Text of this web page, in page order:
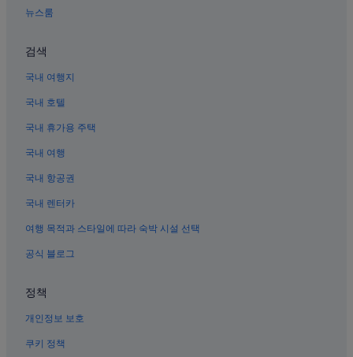
오키나와의 캐러밴 파크
오키나와의 사파리 텐트형 방갈로
오키나와의 홀리데이 파크
오키나와의 금연 호텔
오키나와의 워터파크 호텔
오키나와의 발코니가 있는 호텔
나하의 펜션
나하의 Daiwa Roynet Hotels
오키나와의 컨트리하우스
나하의 전자레인지 구비 호텔
나하의 모텔
오키나와의 APA Hotels
오키나와의 펜션
뉴스룸
검색
국내 여행지
국내 호텔
국내 휴가용 주택
국내 여행
국내 항공권
국내 렌터카
여행 목적과 스타일에 따라 숙박 시설 선택
공식 블로그
정책
개인정보 보호
쿠키 정책